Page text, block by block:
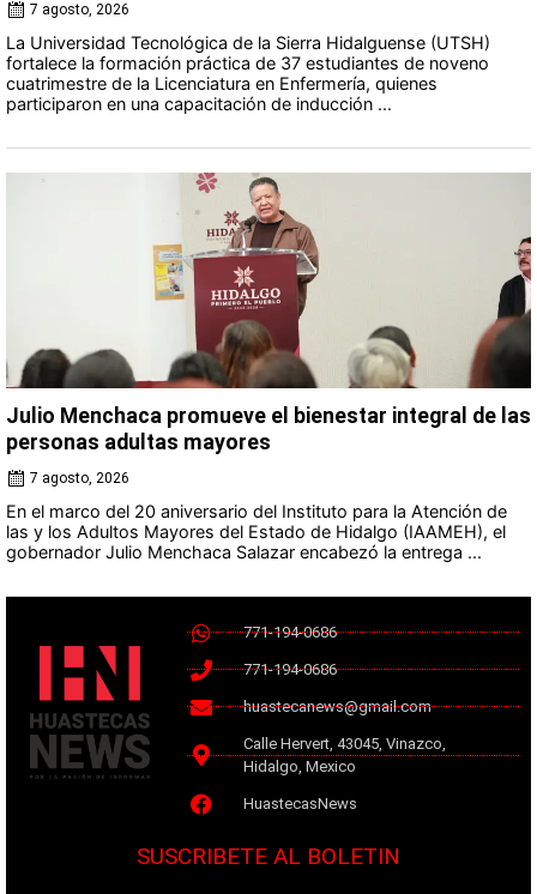
7 agosto, 2026
La Universidad Tecnológica de la Sierra Hidalguense (UTSH)
fortalece la formación práctica de 37 estudiantes de noveno
cuatrimestre de la Licenciatura en Enfermería, quienes
participaron en una capacitación de inducción ...
Julio Menchaca promueve el bienestar integral de las
personas adultas mayores
7 agosto, 2026
En el marco del 20 aniversario del Instituto para la Atención de
las y los Adultos Mayores del Estado de Hidalgo (IAAMEH), el
gobernador Julio Menchaca Salazar encabezó la entrega ...
771-194-0686
771-194-0686
huastecanews@gmail.com
Calle Hervert, 43045, Vinazco,
Hidalgo, Mexico
HuastecasNews
SUSCRIBETE AL BOLETIN